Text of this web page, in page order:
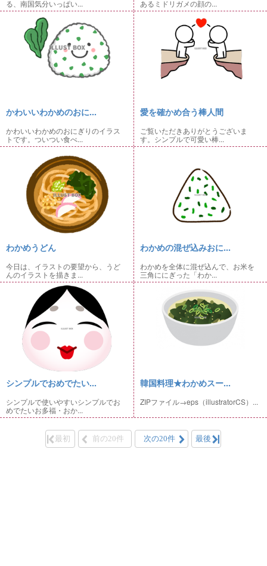
る、南国気分いっぱい...
あるミドリガメの顔の...
かわいいわかめのおに...
かわいいわかめのおにぎりのイラス
トです。ついつい食べ...
愛を確かめ合う棒人間
ご覧いただきありがとうございま
す。シンプルで可愛い棒...
わかめうどん
今日は、イラストの要望から、うど
んのイラストを描きま...
わかめの混ぜ込みおに...
わかめを全体に混ぜ込んで、お米を
三角ににぎった「わか...
シンプルでおめでたい...
シンプルで使いやすいシンプルでお
めでたいお多福・おか...
韓国料理★わかめスー...
ZIPファイル→eps（illustratorCS）...
最初 前の20件 次の20件 最後